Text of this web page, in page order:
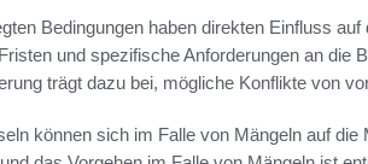
Bedingungen haben direkten Einfluss
und spezifische Anforderungen an die
trägt dazu bei, mögliche Konflikte von
können sich im Falle von Mängeln auf